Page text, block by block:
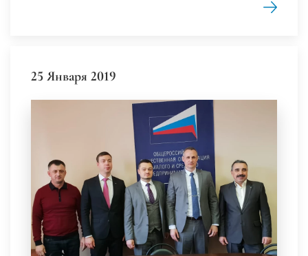
25 Января 2019